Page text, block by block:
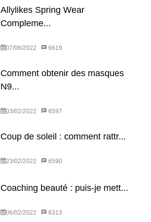
Allylikes Spring Wear
Compleme...
07/06/2022 6619
Comment obtenir des masques
N9...
03/02/2022 6597
Coup de soleil : comment rattr...
23/02/2022 6590
Coaching beauté : puis-je mett...
06/02/2022 6313